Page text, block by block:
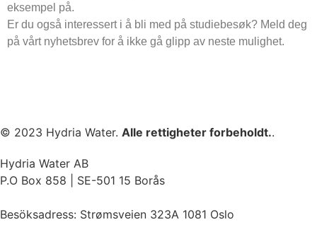
eksempel på.
Er du også interessert i å bli med på studiebesøk? Meld deg
på vårt nyhetsbrev for å ikke gå glipp av neste mulighet.
© 2023 Hydria Water. Alle rettigheter forbeholdt..
Hydria Water AB
P.O Box 858 | SE-501 15 Borås
Besöksadress: Strømsveien 323A 1081 Oslo